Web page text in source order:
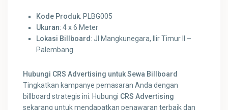
Kode Produk: PLBG005
Ukuran: 4 x 6 Meter
Lokasi Billboard : Jl Mangkunegara, Ilir Timur II –
Palembang
Hubungi CRS Advertising untuk Sewa Billboard
Tingkatkan kampanye pemasaran Anda dengan
billboard strategis ini. Hubungi CRS Advertising
sekarang untuk mendapatkan penawaran terbaik dan